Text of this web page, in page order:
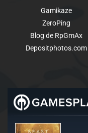
Gamikaze
ZeroPing
Blog de RpGmAx
Depositphotos.com